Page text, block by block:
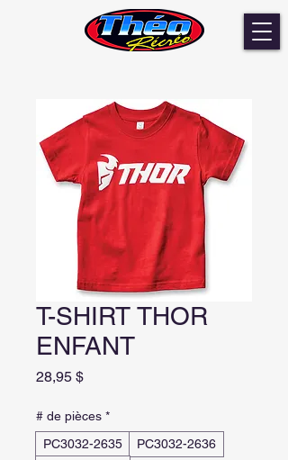
T-SHIRT THOR
ENFANT
28,95 $Prix
# de pièces *
PC3032-2635
PC3032-2636